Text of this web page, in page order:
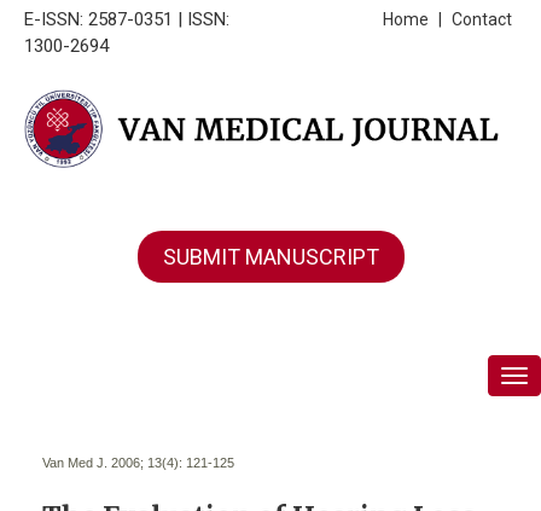
E-ISSN: 2587-0351 | ISSN:
1300-2694
Contact
Home
SUBMIT MANUSCRIPT
Van Med J. 2006; 13(4): 121-125